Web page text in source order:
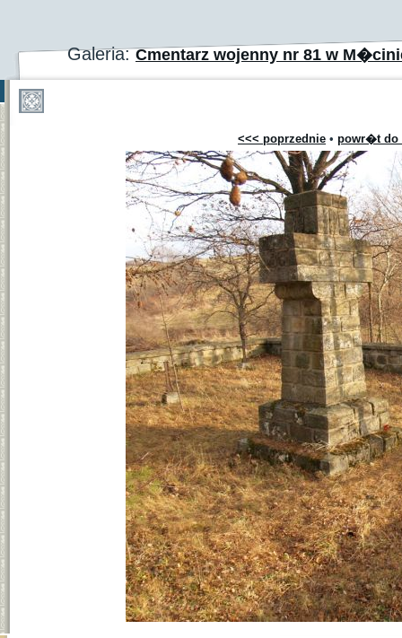
Galeria:Cmentarz wojenny nr 81 w
<<< poprzednie • powr�t do